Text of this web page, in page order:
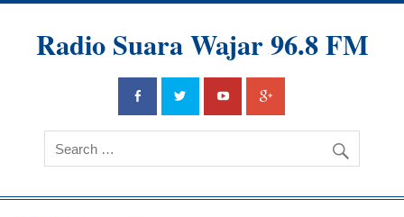
Radio Suara Wajar 96.8 FM